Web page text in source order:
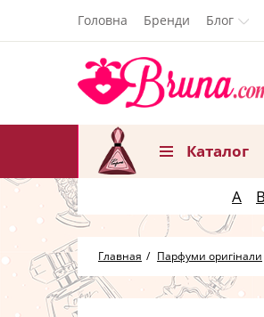
Головна Бренди Блог
Каталог
A B
Главная Парфуми оригінали